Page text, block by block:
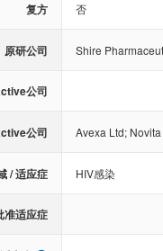
复方 否
原研公司 Shire
公司
公司 Avexa Ltd;
/ 适应症 HIV感染
准适应症